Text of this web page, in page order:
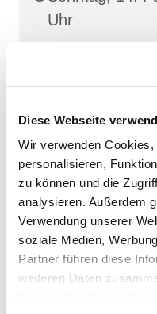
Diese Webseite
Wir verwenden
personalisieren,
zu können und die
analysieren. Außerdem
Verwendung unserer
soziale Medien,
Partner führen diese
weiteren Daten
Uhr
Frankenwall 7,